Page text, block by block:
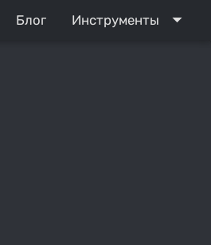
Блог Инструменты arrow_drop_down